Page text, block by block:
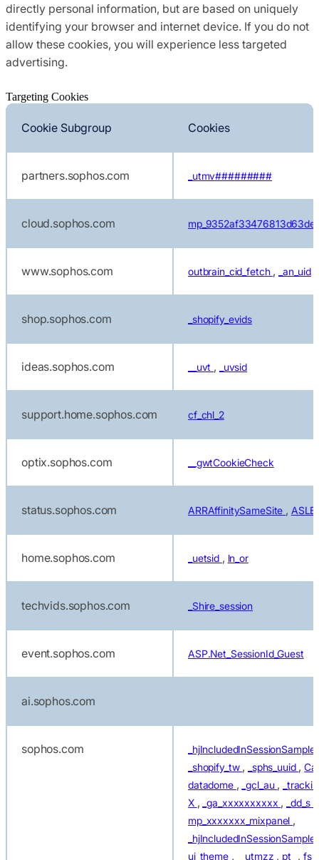
directly personal information, but are based on uniquely
identifying your browser and internet device. If you do not
allow these cookies, you will experience less targeted
advertising.
Targeting Cookies
Cookie Subgroup Cookies
partners.sophos.com _utmv#########
cloud.sophos.com
www.sophos.com outbrain_cid_fetch , _an_uid
shop.sophos.com _shopify_evids
ideas.sophos.com __uvt , _uvsid
support.home.sophos.com cf_chl_2
optix.sophos.com __gwtCookieCheck
status.sophos.com ARRAffinitySameSite ,
home.sophos.com _uetsid , ln_or
techvids.sophos.com _Shire_session
event.sophos.com ASP.Net_SessionId_Guest
ai.sophos.com
sophos.com
_shopify_tw , _sphs_uuid ,
datadome , _gcl_au ,
X , _ga_xxxxxxxxxx , _dd_s
mp_xxxxxxx_mixpanel ,
ui_theme , __utmzz , pt_ ,